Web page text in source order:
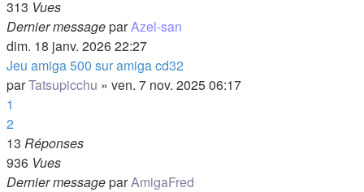
313 Vues
Dernier messageparAzel-san
dim. 18 janv. 2026 22:27
Jeu amiga 500 sur amiga cd32
parTatsupicchu » ven. 7 nov. 2025 06:17
1
2
13 Réponses
936 Vues
Dernier messageparAmigaFred